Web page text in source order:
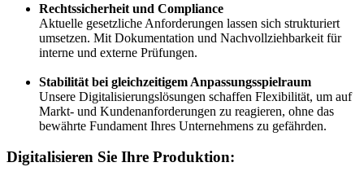
Rechtssicherheit und Compliance
Aktuelle gesetzliche Anforderungen lassen sich strukturiert
umsetzen. Mit Dokumentation und Nachvollziehbarkeit für
interne und externe Prüfungen.
Stabilität bei gleichzeitigem Anpassungsspielraum
Unsere Digitalisierungslösungen schaffen Flexibilität, um auf
Markt- und Kundenanforderungen zu reagieren, ohne das
bewährte Fundament Ihres Unternehmens zu gefährden.
Digitalisieren Sie Ihre Produktion: